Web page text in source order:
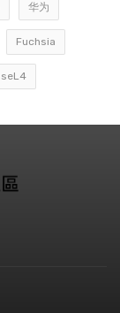
华为
Fuchsia
seL4